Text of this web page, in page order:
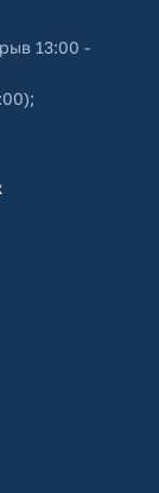
13:00 -